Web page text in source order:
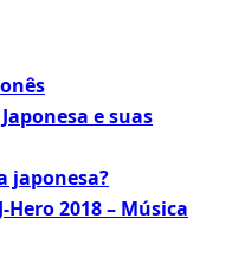
e suas
japonesa?
Hero 2018 – Música